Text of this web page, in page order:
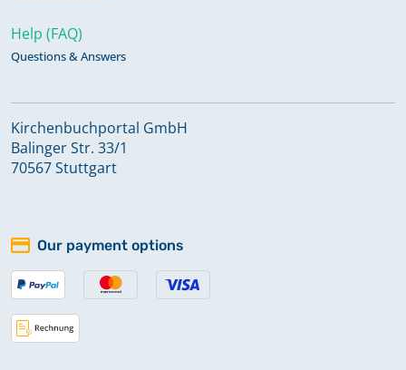
Help (FAQ)
Questions & Answers
Kirchenbuchportal GmbH
Balinger Str. 33/1
70567 Stuttgart
Our payment options